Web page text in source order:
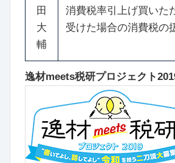
田
大
輔
消費税率引上げ買いた
受けた場合の消費税の
逸材meets税研プロジェクト